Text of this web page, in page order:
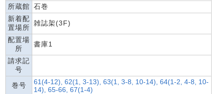
所蔵館 石巻
新着配
置場所
雑誌架(3F)
配置場
所
書庫1
請求記
号
巻号
61(4-12), 62(1, 3-13), 63(1, 3-8, 10-14), 64(1-2, 4-8, 10-
14), 65-66, 67(1-4)